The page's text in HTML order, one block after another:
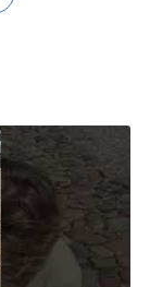
ordeņa pilī /lv/